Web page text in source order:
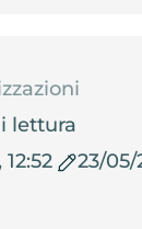
lettura
23/05/